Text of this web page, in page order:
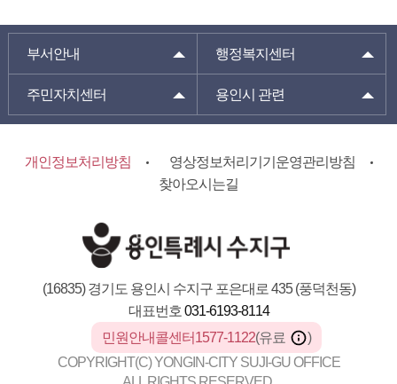
부서안내 행정복지센터
주민자치센터 용인시 관련
개인정보처리방침
영상정보처리기기운영관리방침
찾아오시는길
(16835) 경기도 용인시 수지구 포은대로 435 (풍덕천동)
대표번호 031-6193-8114
민원안내콜센터1577-1122(유료
)
COPYRIGHT(C) YONGIN-CITY SUJI-GU OFFICE